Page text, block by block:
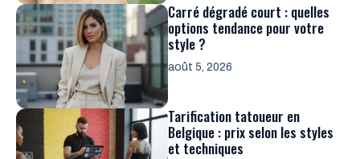
Carré dégradé court : quelles
options tendance pour votre
style ?
août 5, 2026
Tarification tatoueur en
Belgique : prix selon les styles
et techniques